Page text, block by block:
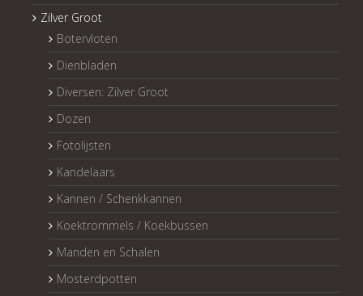
Zilver Groot
Botervloten
Dienbladen
Diversen: Zilver Groot
Dozen
Fotolijsten
Kandelaars
Kannen / Schenkkannen
Koektrommels / Koekbussen
Manden en Schalen
Mosterdpotten